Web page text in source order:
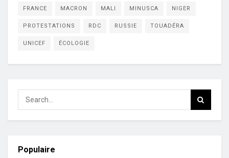
FRANCE MACRON MALI MINUSCA NIGER
PROTESTATIONS RDC RUSSIE TOUADÉRA
UNICEF ÉCOLOGIE
Populaire